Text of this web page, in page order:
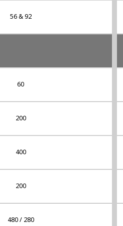
56 & 92
60
200
400
200
480 / 280